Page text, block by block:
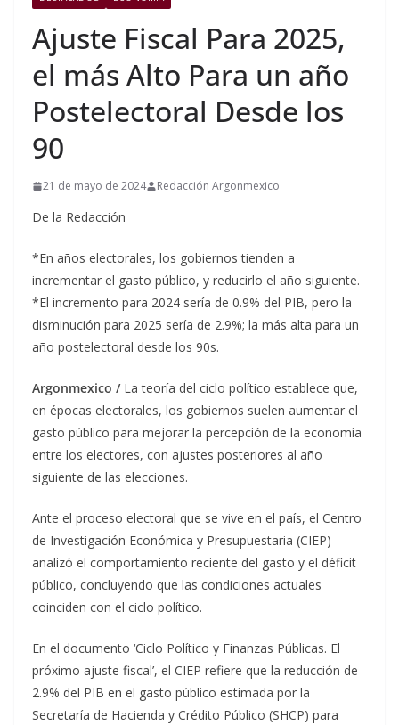
Ajuste Fiscal Para 2025,
el más Alto Para un año
Postelectoral Desde los
90
21 de mayo de 2024 Redacción Argonmexico
De la Redacción
*En años electorales, los gobiernos tienden a
incrementar el gasto público, y reducirlo el año siguiente.
*El incremento para 2024 sería de 0.9% del PIB, pero la
disminución para 2025 sería de 2.9%; la más alta para un
año postelectoral desde los 90s.
Argonmexico / La teoría del ciclo político establece que,
en épocas electorales, los gobiernos suelen aumentar el
gasto público para mejorar la percepción de la economía
entre los electores, con ajustes posteriores al año
siguiente de las elecciones.
Ante el proceso electoral que se vive en el país, el Centro
de Investigación Económica y Presupuestaria (CIEP)
analizó el comportamiento reciente del gasto y el déficit
público, concluyendo que las condiciones actuales
coinciden con el ciclo político.
En el documento ‘Ciclo Político y Finanzas Públicas. El
próximo ajuste fiscal’, el CIEP refiere que la reducción de
2.9% del PIB en el gasto público estimada por la
Secretaría de Hacienda y Crédito Público (SHCP) para